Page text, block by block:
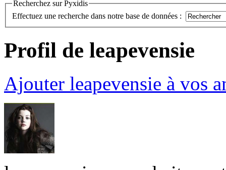
Recherchez sur Pyxidis
Effectuez une recherche dans notre base de données :
Profil de leapevensie
Ajouter leapevensie à vos